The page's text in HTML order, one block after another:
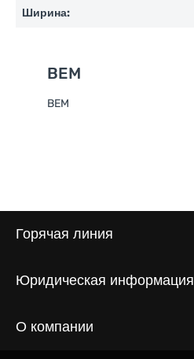
Ширина:
BEM
BEM
Горячая линия
Юридическая информация
О компании